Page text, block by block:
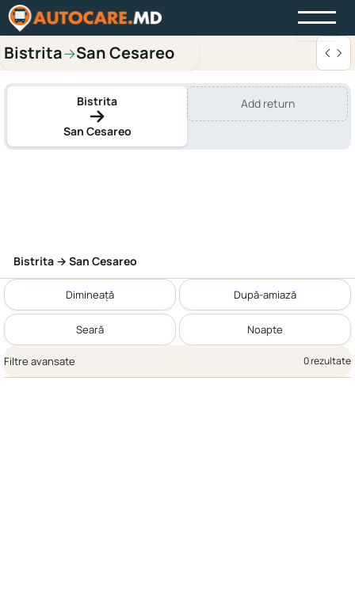
Bistrita→San Cesareo
Bistrita
San Cesareo
Add return
Bistrita → San Cesareo
Dimineață După-amiază
Seară Noapte
Filtre avansate 0 rezultate